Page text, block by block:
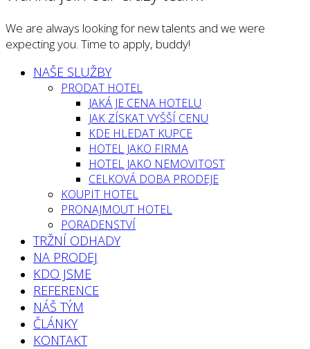
We are always looking for new talents and we were
expecting you. Time to apply, buddy!
NAŠE SLUŽBY
PRODAT HOTEL
JAKÁ JE CENA HOTELU
JAK ZÍSKAT VYŠŠÍ CENU
KDE HLEDAT KUPCE
HOTEL JAKO FIRMA
HOTEL JAKO NEMOVITOST
CELKOVÁ DOBA PRODEJE
KOUPIT HOTEL
PRONAJMOUT HOTEL
PORADENSTVÍ
TRŽNÍ ODHADY
NA PRODEJ
KDO JSME
REFERENCE
NÁŠ TÝM
ČLÁNKY
KONTAKT